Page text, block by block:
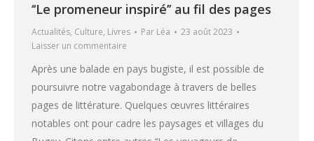
‘‘Le promeneur inspiré’’ au fil des pages
Actualités, Culture, Livres Par Léa
23 août 2023
Laisser un commentaire
Après une balade en pays bugiste, il est possible de
poursuivre notre vagabondage à travers de belles
pages de littérature. Quelques œuvres littéraires
notables ont pour cadre les paysages et villages du